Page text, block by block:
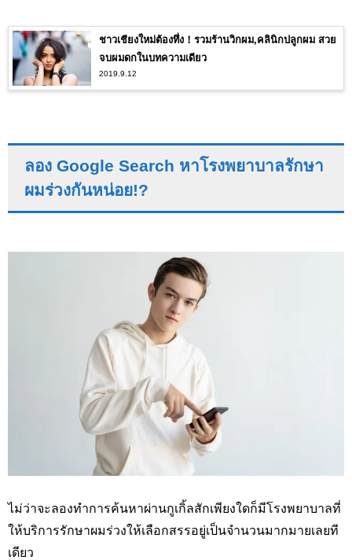
ชาวเชียงใหม่ต้องทึ่ง！รวมร้านวิกผม,คลินิกปลูกผม สวย
จบผมดกในบทความเดียว
2019.9.12
ลอง Google Search หาโรงพยาบาลรักษา
ผมร่วงกันหน่อย!?
ไม่ว่าจะลองทำการค้นหาผ่านกูเกิ้ลสักเพียงใดก็มีโรงพยาบาลที่
ให้บริการรักษาผมร่วงให้เลือกสรรอยู่เป็นจำนวนมากมายเลยที
เดียว